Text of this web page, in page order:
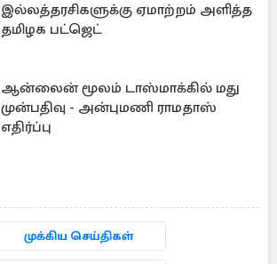
இல்லத்தரசிகளுக்கு ஏமாற்றம் அளித்த
தமிழக பட்ஜெட்
ஆன்லைன் மூலம் டாஸ்மாக்கில் மது
முன்பதிவு - அன்புமணி ராமதாஸ்
எதிர்ப்பு
முக்கிய செய்திகள்